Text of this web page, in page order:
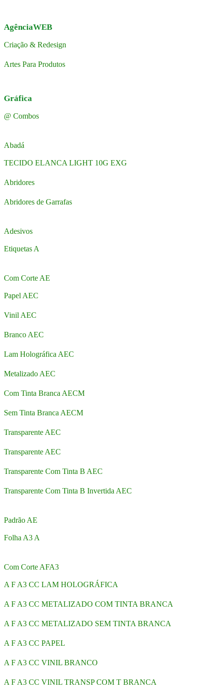
AgênciaWEB
Criação & Redesign
Artes Para Produtos
Gráfica
@ Combos
Abadá
TECIDO ELANCA LIGHT 10G EXG
Abridores
Abridores de Garrafas
Adesivos
Etiquetas A
Com Corte AE
Papel AEC
Vinil AEC
Branco AEC
Lam Holográfica AEC
Metalizado AEC
Com Tinta Branca AECM
Sem Tinta Branca AECM
Transparente AEC
Transparente AEC
Transparente Com Tinta B AEC
Transparente Com Tinta B Invertida AEC
Padrão AE
Folha A3 A
Com Corte AFA3
A F A3 CC LAM HOLOGRÁFICA
A F A3 CC METALIZADO COM TINTA BRANCA
A F A3 CC METALIZADO SEM TINTA BRANCA
A F A3 CC PAPEL
A F A3 CC VINIL BRANCO
A F A3 CC VINIL TRANSP COM T BRANCA